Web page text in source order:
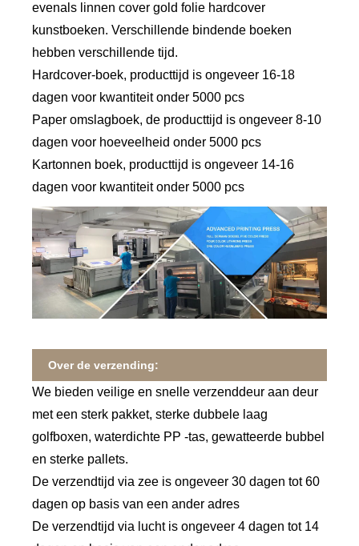
evenals linnen cover gold folie hardcover
kunstboeken. Verschillende bindende boeken
hebben verschillende tijd.
Hardcover-boek, producttijd is ongeveer 16-18
dagen voor kwantiteit onder 5000 pcs
Paper omslagboek, de producttijd is ongeveer 8-10
dagen voor hoeveelheid onder 5000 pcs
Kartonnen boek, producttijd is ongeveer 14-16
dagen voor kwantiteit onder 5000 pcs
Over de verzending:
We bieden veilige en snelle verzenddeur aan deur
met een sterk pakket, sterke dubbele laag
golfboxen, waterdichte PP -tas, gewatteerde bubbel
en sterke pallets.
De verzendtijd via zee is ongeveer 30 dagen tot 60
dagen op basis van een ander adres
De verzendtijd via lucht is ongeveer 4 dagen tot 14